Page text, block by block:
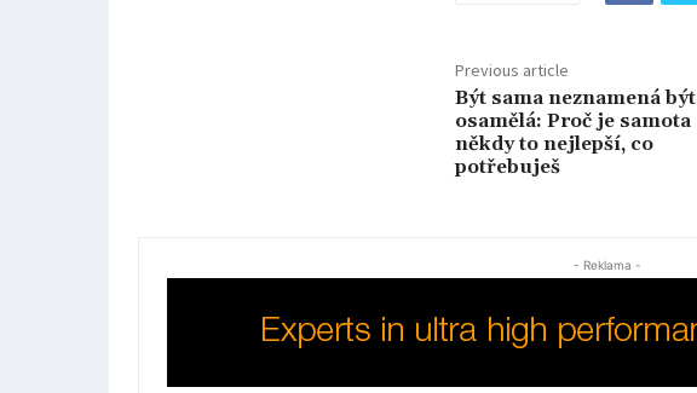
Previous article
Být sama neznamená být
osamělá: Proč je samota
někdy to nejlepší, co
potřebuješ
- Reklama -